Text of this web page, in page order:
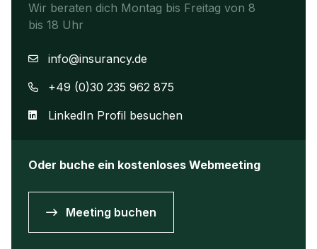
Wir beraten dich Montag bis Freitag von 8
bis 18 Uhr
info@insurancy.de
+49 (0)30 235 962 875
LinkedIn Profil besuchen
Oder buche ein kostenloses Webmeeting
Meeting buchen